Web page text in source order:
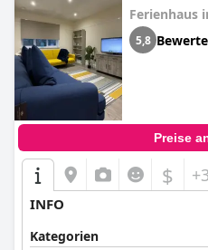
Ferienhaus
5,8
Preise
$ +3
INFO
Kategorien